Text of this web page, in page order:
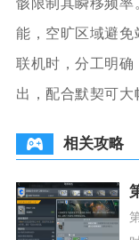
能，空旷区域避免
联机时，分工明
出，配合默契可大
相关攻略